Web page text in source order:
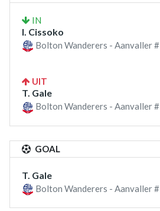
IN
I. Cissoko
Bolton Wanderers - Aanvaller #
UIT
T. Gale
Bolton Wanderers - Aanvaller #
GOAL
T. Gale
Bolton Wanderers - Aanvaller #